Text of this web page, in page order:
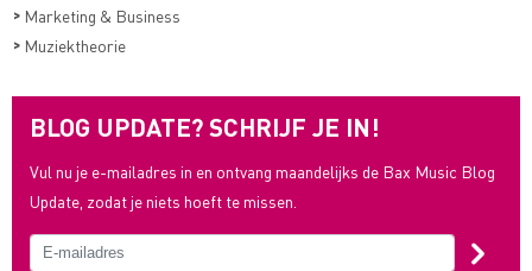
> Marketing & Business
> Muziektheorie
BLOG UPDATE? SCHRIJF JE IN!
Vul nu je e-mailadres in en ontvang maandelijks de Bax Music Blog
Update, zodat je niets hoeft te missen.